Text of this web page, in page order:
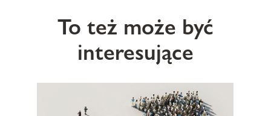
To też może być
interesujące